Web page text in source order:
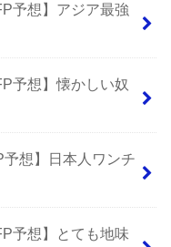
予想】アジア最強
予想】懐かしい奴
予想】日本人ワンチ
予想】とても地味